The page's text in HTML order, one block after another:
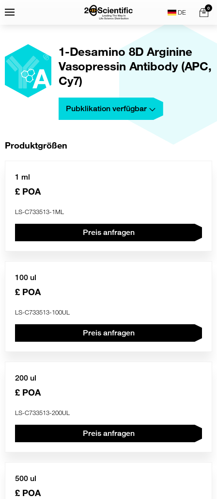
toMenu
Home
0
1-Desamino 8D Arginine
Vasopressin Antibody (APC,
Cy7)
Pubklikation verfügbar
Produktgrößen
1 ml
£ POA
LS-C733513-1ML
Preis anfragen
100 ul
£ POA
LS-C733513-100UL
Preis anfragen
200 ul
£ POA
LS-C733513-200UL
Preis anfragen
500 ul
£ POA